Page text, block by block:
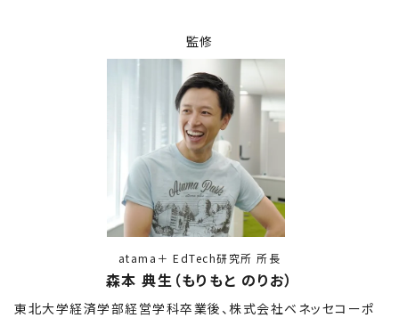
監修
atama＋ EdTech研究所 所長
森本 典生（もりもと のりお）
東北大学経済学部経営学科卒業後、株式会社ベネッセコーポ